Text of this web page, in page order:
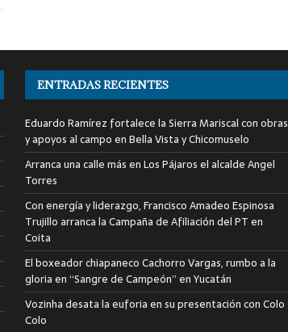
ENTRADAS RECIENTES
Eduardo Ramírez fortalece la Sierra Mariscal con obras
y apoyos al campo en Bella Vista y Chicomuselo
Arranca una calle más en Los Pájaros el alcalde Angel
Torres
Con energía y liderazgo, Francisco Amadeo Espinosa
Trujillo arranca la Campaña de Afiliación del PT en
Coita
El boxeador chiapaneco Cachorro Vargas, rumbo a la
gloria en “Sangre de Campeón” en Yucatán
Vozinha desata la euforia en su presentación con Colo
Colo